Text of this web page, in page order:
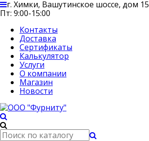
г. Химки, Вашутинское шоссе, дом 15
Пт: 9:00-15:00
Контакты
Доставка
Сертификаты
Калькулятор
Услуги
О компании
Магазин
Новости